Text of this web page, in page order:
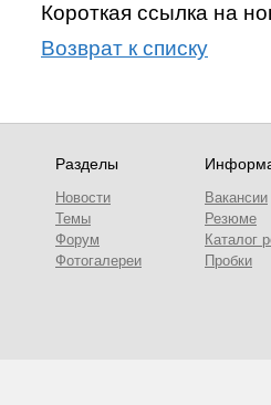
Короткая ссылка на
Возврат к списку
Разделы
Новости
Темы
Форум
Фотогалереи
Вакансии
Резюме
Каталог
Пробки